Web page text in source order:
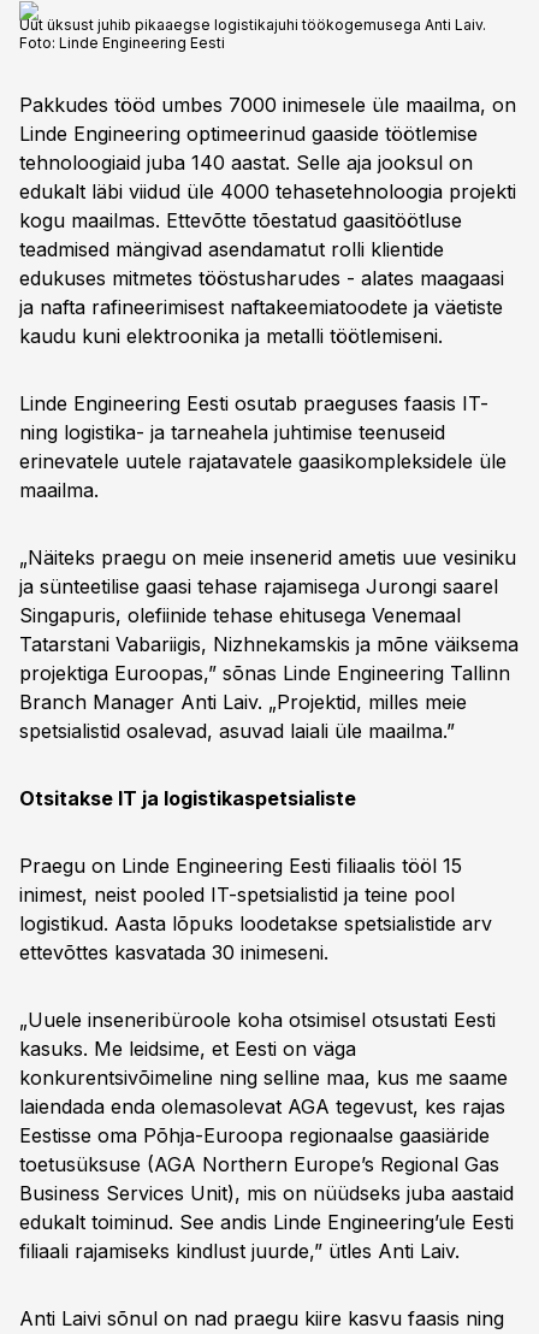
Uut üksust juhib pikaaegse logistikajuhi töökogemusega Anti Laiv.
Foto: Linde Engineering Eesti
Pakkudes tööd umbes 7000 inimesele üle maailma, on
Linde Engineering optimeerinud gaaside töötlemise
tehnoloogiaid juba 140 aastat. Selle aja jooksul on
edukalt läbi viidud üle 4000 tehasetehnoloogia projekti
kogu maailmas. Ettevõtte tõestatud gaasitöötluse
teadmised mängivad asendamatut rolli klientide
edukuses mitmetes tööstusharudes - alates maagaasi
ja nafta rafineerimisest naftakeemiatoodete ja väetiste
kaudu kuni elektroonika ja metalli töötlemiseni.
Linde Engineering Eesti osutab praeguses faasis IT-
ning logistika- ja tarneahela juhtimise teenuseid
erinevatele uutele rajatavatele gaasikompleksidele üle
maailma.
„Näiteks praegu on meie insenerid ametis uue vesiniku
ja sünteetilise gaasi tehase rajamisega Jurongi saarel
Singapuris, olefiinide tehase ehitusega Venemaal
Tatarstani Vabariigis, Nizhnekamskis ja mõne väiksema
projektiga Euroopas,” sõnas Linde Engineering Tallinn
Branch Manager Anti Laiv. „Projektid, milles meie
spetsialistid osalevad, asuvad laiali üle maailma.”
Otsitakse IT ja logistikaspetsialiste
Praegu on Linde Engineering Eesti filiaalis tööl 15
inimest, neist pooled IT-spetsialistid ja teine pool
logistikud. Aasta lõpuks loodetakse spetsialistide arv
ettevõttes kasvatada 30 inimeseni.
„Uuele inseneribüroole koha otsimisel otsustati Eesti
kasuks. Me leidsime, et Eesti on väga
konkurentsivõimeline ning selline maa, kus me saame
laiendada enda olemasolevat AGA tegevust, kes rajas
Eestisse oma Põhja-Euroopa regionaalse gaasiäride
toetusüksuse (AGA Northern Europe’s Regional Gas
Business Services Unit), mis on nüüdseks juba aastaid
edukalt toiminud. See andis Linde Engineering’ule Eesti
filiaali rajamiseks kindlust juurde,” ütles Anti Laiv.
Anti Laivi sõnul on nad praegu kiire kasvu faasis ning